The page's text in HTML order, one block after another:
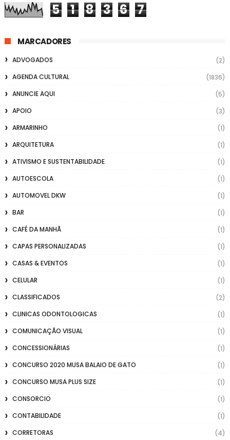
5 1 8 3 6 7
MARCADORES
ADVOGADOS
(2)
AGENDA CULTURAL
(1836)
ANUNCIE AQUI
(5)
APOIO
(3)
ARMARINHO
(1)
ARQUITETURA
(1)
ATIVISMO E SUSTENTABILIDADE
(1)
AUTOESCOLA
(1)
AUTOMOVEL DKW
(1)
BAR
(1)
CAFÉ DA MANHÃ
(1)
CAPAS PERSONALIZADAS
(1)
CASAS & EVENTOS
(1)
CELULAR
(1)
CLASSIFICADOS
(2)
CLINICAS ODONTOLOGICAS
(1)
COMUNICAÇÃO VISUAL
(1)
CONCESSIONÁRIAS
(1)
CONCURSO 2020 MUSA BALAIO DE GATO
(1)
CONCURSO MUSA PLUS SIZE
(1)
CONSORCIO
(1)
CONTABILIDADE
(1)
CORRETORAS
(4)